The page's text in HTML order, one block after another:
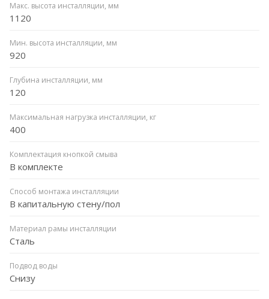
Макс. высота инсталляции, мм
1120
Мин. высота инсталляции, мм
920
Глубина инсталляции, мм
120
Максимальная нагрузка инсталляции, кг
400
Комплектация кнопкой смыва
В комплекте
Способ монтажа инсталляции
В капитальную стену/пол
Материал рамы инсталляции
Сталь
Подвод воды
Снизу